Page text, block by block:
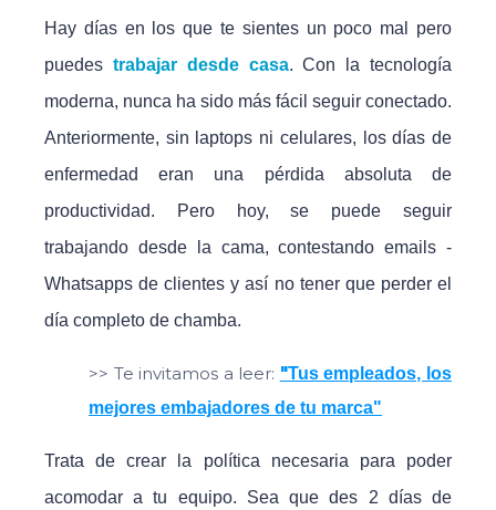
Hay días en los que te sientes un poco mal pero
puedes trabajar desde casa. Con la tecnología
moderna, nunca ha sido más fácil seguir conectado.
Anteriormente, sin laptops ni celulares, los días de
enfermedad eran una pérdida absoluta de
productividad. Pero hoy, se puede seguir
trabajando desde la cama, contestando emails -
Whatsapps de clientes y así no tener que perder el
día completo de chamba.
>> Te invitamos a leer: "Tus empleados, los
mejores embajadores de tu marca"
Trata de crear la política necesaria para poder
acomodar a tu equipo. Sea que des 2 días de